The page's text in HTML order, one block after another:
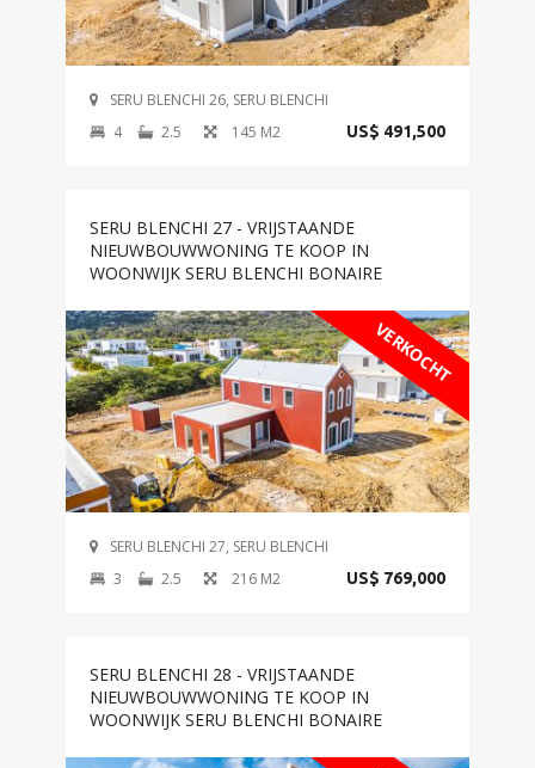
SERU BLENCHI 26, SERU BLENCHI
4
2.5 145 M2 US$ 491,500
SERU BLENCHI 27 - VRIJSTAANDE
NIEUWBOUWWONING TE KOOP IN
WOONWIJK SERU BLENCHI BONAIRE
VERKOCHT
SERU BLENCHI 27, SERU BLENCHI
3
2.5 216 M2 US$ 769,000
SERU BLENCHI 28 - VRIJSTAANDE
NIEUWBOUWWONING TE KOOP IN
WOONWIJK SERU BLENCHI BONAIRE